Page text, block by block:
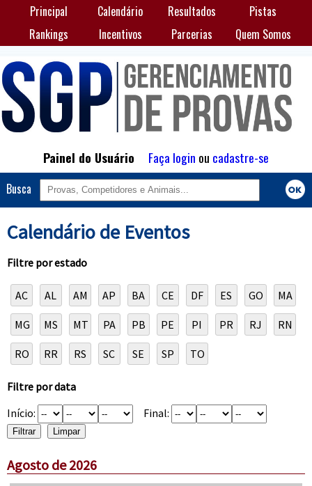
Principal Calendário Resultados
Pistas
Rankings
Incentivos Parcerias Quem Somos
Painel do Usuário Faça login ou cadastre-se
Busca
Calendário de Eventos
Filtre por estado
AC AL AM AP BA CE DF ES GO MA
MG MS MT PA PB PE PI PR RJ RN
RO RR RS SC SE SP TO
Filtre por data
Início:
Final:
Agosto de 2026